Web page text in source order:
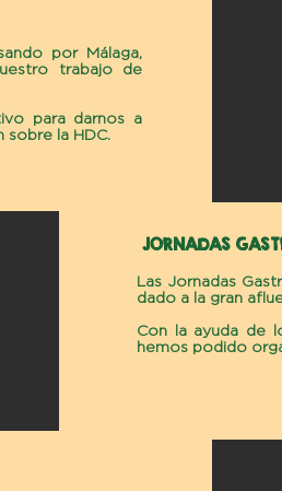
por Málaga,
trabajo de
para darnos a
la HDC.
JORNADAS
Las Jornadas
dado a la gran
Con la ayuda de
hemos podido